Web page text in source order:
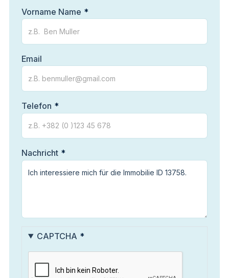
Vorname Name
Email
Telefon
Nachricht
CAPTCHA